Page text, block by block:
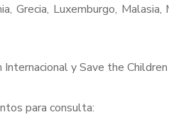
Grecia, Luxemburgo,
Internacional y Save the
para consulta: